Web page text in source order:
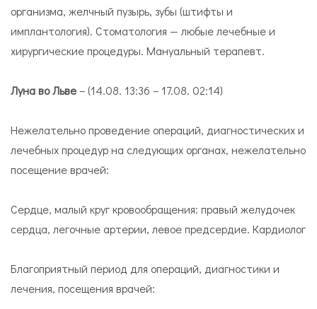
организма, желчный пузырь, зубы (штифты и
имплантология). Стоматология — любые лечебные и
хирургические процедуры. Мануальный терапевт.
Луна во Льве – (14.08. 13:36 – 17.08. 02:14)
Нежелательно проведение операций, диагностических и
лечебных процедур на следующих органах, нежелательно
посещение врачей:
Сердце, малый круг кровообращения: правый желудочек
сердца, легочные артерии, левое предсердие. Кардиолог
Благоприятный период для операций, диагностики и
лечения, посещения врачей: